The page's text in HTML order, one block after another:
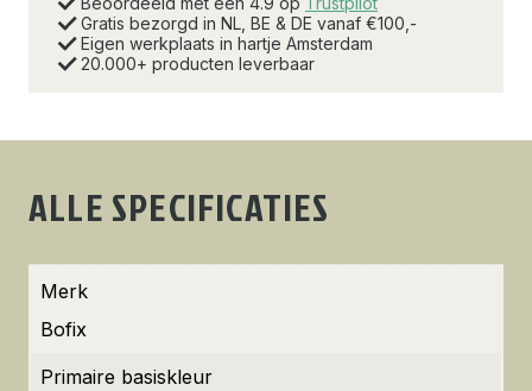
Gratis bezorgd in NL, BE & DE vanaf €100,-
Eigen werkplaats in hartje Amsterdam
20.000+ producten leverbaar
ALLE SPECIFICATIES
Merk
Bofix
Primaire basiskleur